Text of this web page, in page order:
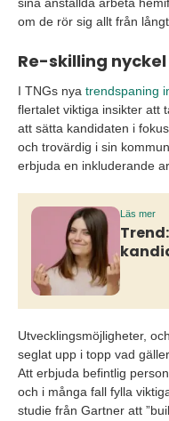
sina anställda arbeta
om de rör sig allt från
Re-skilling nyckel
I TNGs nya trendspaning
flertalet viktiga insikter att
att sätta kandidaten i
och trovärdig i sin
erbjuda en inkluderande
Läs mer
Utvecklingsmöjligheter,
seglat upp i topp vad
Att erbjuda befintlig
och i många fall fylla
studie från Gartner att